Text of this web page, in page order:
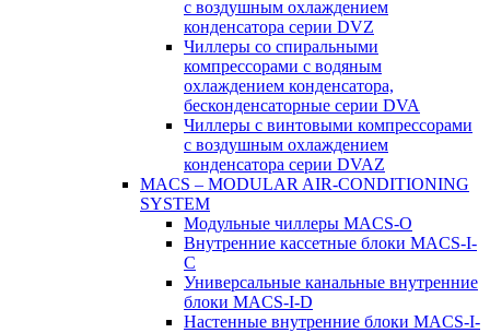
с воздушным охлаждением
конденсатора серии DVZ
Чиллеры со спиральными
компрессорами с водяным
охлаждением конденсатора,
бесконденсаторные серии DVA
Чиллеры с винтовыми компрессорами
с воздушным охлаждением
конденсатора серии DVAZ
MACS – MODULAR AIR-CONDITIONING
SYSTEM
Модульные чиллеры MACS-O
Внутренние кассетные блоки MACS-I-
C
Универсальные канальные внутренние
блоки MACS-I-D
Настенные внутренние блоки MACS-I-